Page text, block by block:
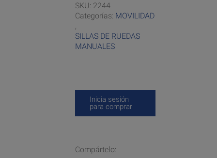
SKU: 2244
Categorías: MOVILIDAD
,
SILLAS DE RUEDAS
MANUALES
Inicia sesión
para comprar
Compártelo: